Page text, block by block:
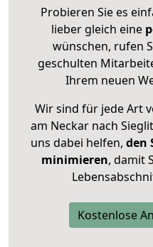
Probieren Sie es
lieber gleich eine
wünschen, rufen
geschulten
Ihrem neuen
Wir sind für jede Art
am Neckar nach
uns dabei helfen, den
minimieren, damit
Kostenlose